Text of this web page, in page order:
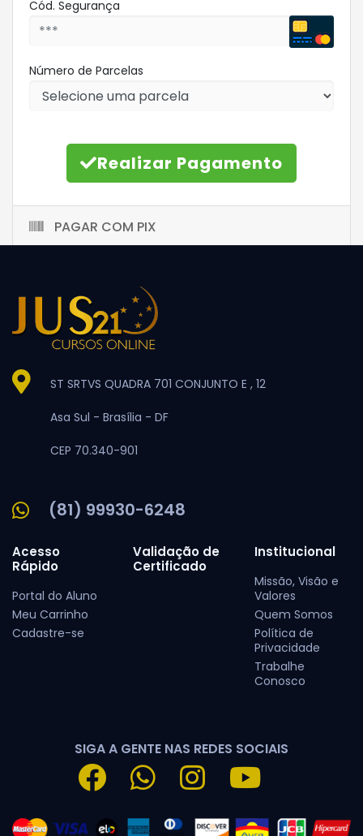
Cód. Segurança
Número de Parcelas
Realizar Pagamento
PAGAR COM PIX
ST SRTVS QUADRA 701 CONJUNTO E , 12
Asa Sul - Brasília - DF
CEP 70.340-901
(81) 99930-6248
Acesso
Rápido
Portal do Aluno
Meu Carrinho
Cadastre-se
Validação de
Certificado
Institucional
Missão, Visão e
Valores
Quem Somos
Política de
Privacidade
Trabalhe
Conosco
SIGA A GENTE NAS REDES SOCIAIS